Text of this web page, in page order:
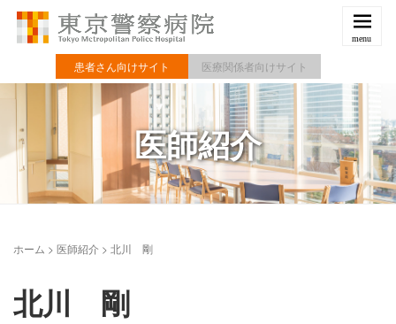
患者さん向けサイト 医療関係者向けサイト
医師紹介
ホーム > 医師紹介 > 北川 剛
北川 剛